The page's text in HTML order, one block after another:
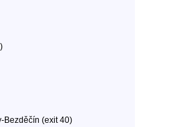
Bezděčín (exit 40)